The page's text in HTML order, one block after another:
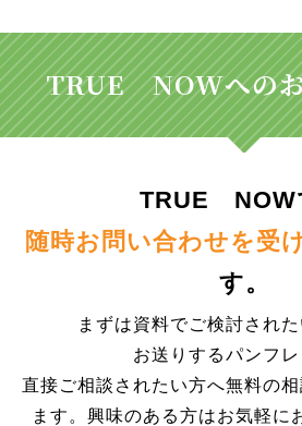
TRUE NOWへの
TRUE NOW
随時お問い合わせを受
す。
まずは資料でご検討され
お送りするパンフレ
直接ご相談されたい方へ無料の
ます。興味のある方はお気軽に